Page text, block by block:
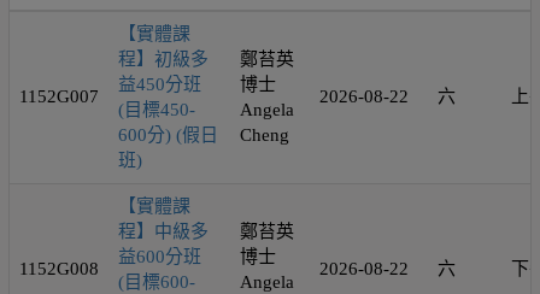
1152G007
【實體課
程】初級多
益450分班
(目標450-
600分) (假日
班)
鄭苔英
博士
Angela
Cheng
2026-08-22 六 上
1152G008
【實體課
程】中級多
益600分班
(目標600-
鄭苔英
博士
Angela
2026-08-22 六 下